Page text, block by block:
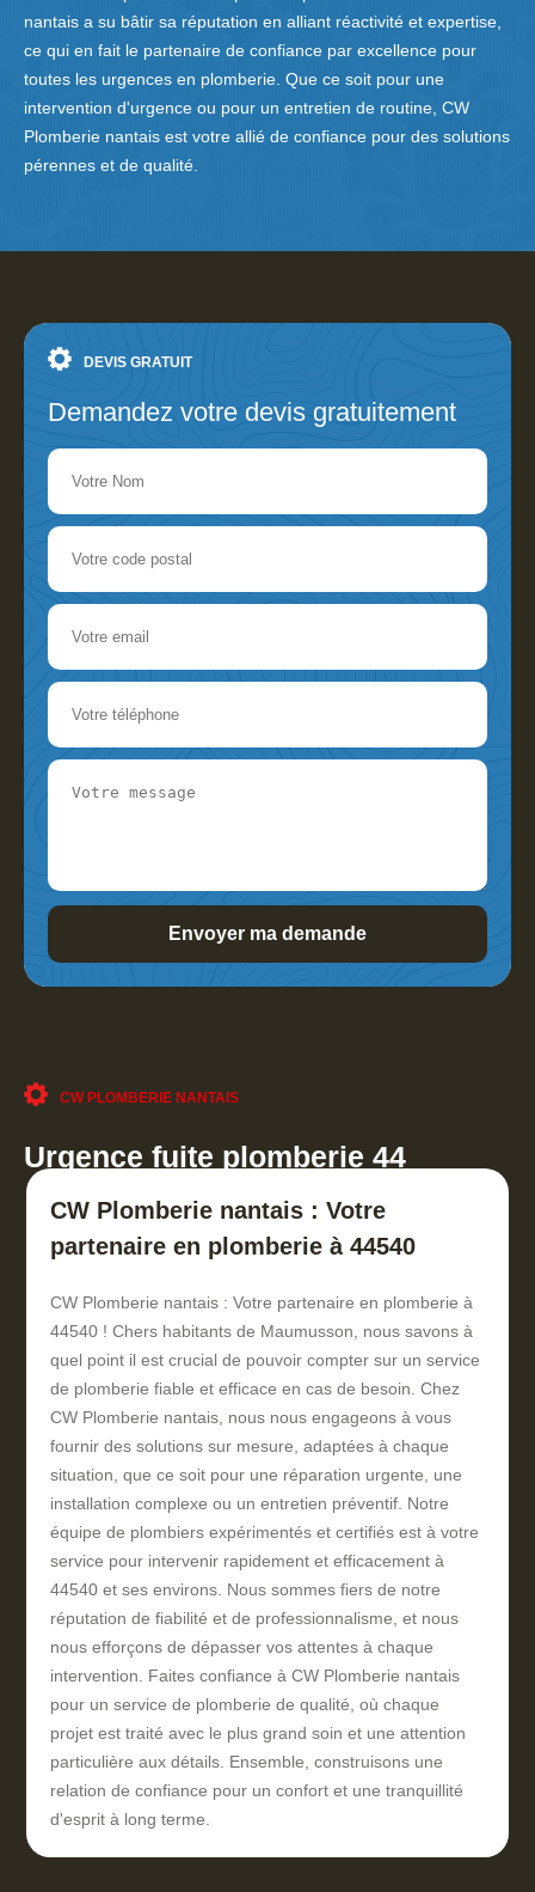
nantais a su bâtir sa réputation en alliant réactivité et expertise,
ce qui en fait le partenaire de confiance par excellence pour
toutes les urgences en plomberie. Que ce soit pour une
intervention d'urgence ou pour un entretien de routine, CW
Plomberie nantais est votre allié de confiance pour des solutions
pérennes et de qualité.
DEVIS GRATUIT
Demandez votre devis gratuitement
CW PLOMBERIE NANTAIS
Urgence fuite plomberie 44
CW Plomberie nantais : Votre
partenaire en plomberie à 44540
CW Plomberie nantais : Votre partenaire en plomberie à
44540 ! Chers habitants de Maumusson, nous savons à
quel point il est crucial de pouvoir compter sur un service
de plomberie fiable et efficace en cas de besoin. Chez
CW Plomberie nantais, nous nous engageons à vous
fournir des solutions sur mesure, adaptées à chaque
situation, que ce soit pour une réparation urgente, une
installation complexe ou un entretien préventif. Notre
équipe de plombiers expérimentés et certifiés est à votre
service pour intervenir rapidement et efficacement à
44540 et ses environs. Nous sommes fiers de notre
réputation de fiabilité et de professionnalisme, et nous
nous efforçons de dépasser vos attentes à chaque
intervention. Faites confiance à CW Plomberie nantais
pour un service de plomberie de qualité, où chaque
projet est traité avec le plus grand soin et une attention
particulière aux détails. Ensemble, construisons une
relation de confiance pour un confort et une tranquillité
d'esprit à long terme.